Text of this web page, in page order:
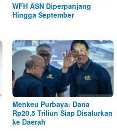
WFH ASN Diperpanjang
Hingga September
Menkeu Purbaya: Dana
Rp20,5 Triliun Siap Disalurkan
ke Daerah